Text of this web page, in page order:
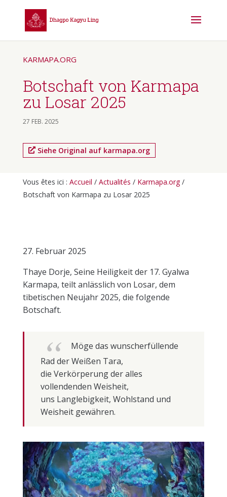
KARMAPA.ORG
Botschaft von Karmapa
zu Losar 2025
27 FEB. 2025
Siehe Original auf karmapa.org
Vous êtes ici : Accueil / Actualités / Karmapa.org/
Botschaft von Karmapa zu Losar 2025
27. Februar 2025
Thaye Dorje, Seine Heiligkeit der 17. Gyalwa
Karmapa, teilt anlässlich von Losar, dem
tibetischen Neujahr 2025, die folgende
Botschaft.
Möge das wunscherfüllende
Rad der Weißen Tara,
die Verkörperung der alles
vollendenden Weisheit,
uns Langlebigkeit, Wohlstand und
Weisheit gewähren.